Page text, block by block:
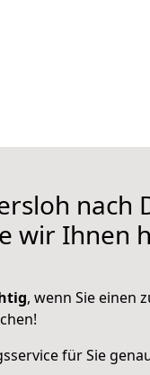
nach
wir Ihnen
, wenn Sie einen
für Sie